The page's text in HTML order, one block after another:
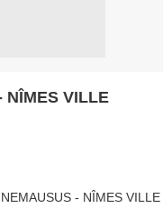
NÎMES VILLE